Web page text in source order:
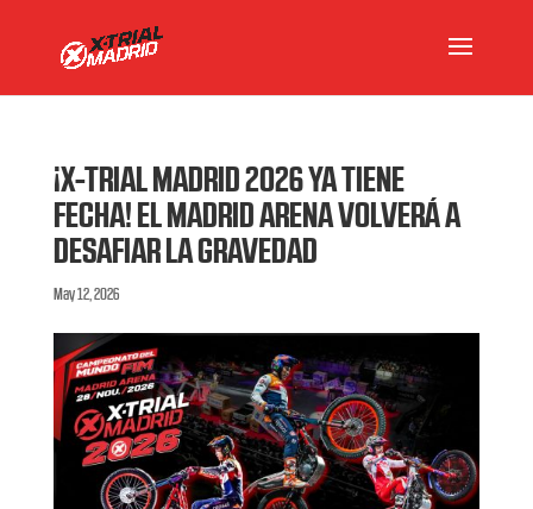
¡X-TRIAL MADRID 2026 YA TIENE
FECHA! EL MADRID ARENA VOLVERÁ A
DESAFIAR LA GRAVEDAD
May 12, 2026